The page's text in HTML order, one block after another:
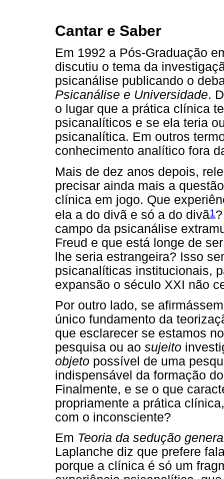
Cantar e Saber
Em 1992 a Pós-Graduação
discutiu o tema da
psicanálise publicando o
Psicanálise e Universidade.
o lugar que a prática clínica
psicanalíticos e se ela teria
psicanalítica. Em outros
conhecimento analítico fora
Mais de dez anos depois,
precisar ainda mais a
clínica em jogo. Que
ela a do divã e só a do divã1
campo da psicanálise
Freud e que está longe de
lhe seria estrangeira? Isso
psicanalíticas institucionais,
expansão o século XXI não
Por outro lado, se
único fundamento da
que esclarecer se estamos
pesquisa ou ao sujeito
objeto possível de uma
indispensável da formação
Finalmente, e se o que
propriamente a prática
com o inconsciente?
Em Teoria da sedução
Laplanche diz que prefere
porque a clínica é só um